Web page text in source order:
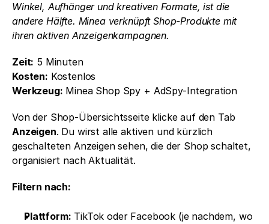
Winkel, Aufhänger und kreativen Formate, ist die
andere Hälfte. Minea verknüpft Shop-Produkte mit
ihren aktiven Anzeigenkampagnen.
Zeit: 5 Minuten
Kosten: Kostenlos
Werkzeug: Minea Shop Spy + AdSpy-Integration
Anzeigen. Du wirst alle aktiven und kürzlich
geschalteten Anzeigen sehen, die der Shop schaltet,
organisiert nach Aktualität.
Filtern nach:
Plattform: TikTok oder Facebook (je nachdem, wo